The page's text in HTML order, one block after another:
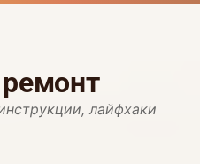
лайфхаки